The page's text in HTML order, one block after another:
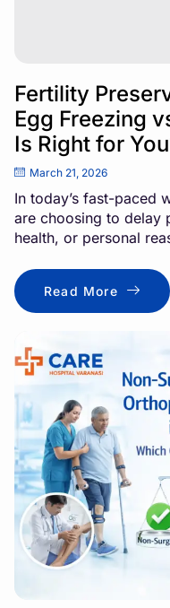
Fertility
Egg Freezing
Is Right for
March 21, 2026
In today’s fast-paced
are choosing to delay
health, or personal
Read More